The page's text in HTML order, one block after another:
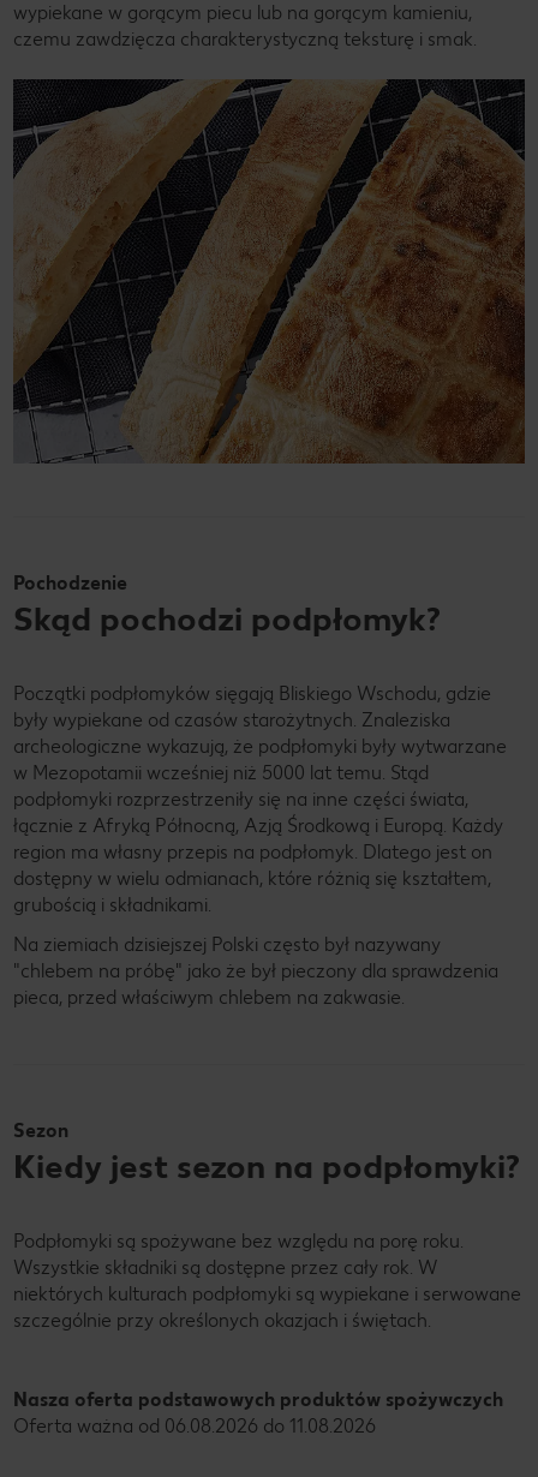
wypiekane w gorącym piecu lub na gorącym kamieniu,
czemu zawdzięcza charakterystyczną teksturę i smak.
Pochodzenie
Skąd pochodzi podpłomyk?
Początki podpłomyków sięgają Bliskiego Wschodu, gdzie
były wypiekane od czasów starożytnych. Znaleziska
archeologiczne wykazują, że podpłomyki były wytwarzane
w Mezopotamii wcześniej niż 5000 lat temu. Stąd
podpłomyki rozprzestrzeniły się na inne części świata,
łącznie z Afryką Północną, Azją Środkową i Europą. Każdy
region ma własny przepis na podpłomyk. Dlatego jest on
dostępny w wielu odmianach, które różnią się kształtem,
grubością i składnikami.
Na ziemiach dzisiejszej Polski często był nazywany
"chlebem na próbę" jako że był pieczony dla sprawdzenia
pieca, przed właściwym chlebem na zakwasie.
Sezon
Kiedy jest sezon na podpłomyki?
Podpłomyki są spożywane bez względu na porę roku.
Wszystkie składniki są dostępne przez cały rok. W
niektórych kulturach podpłomyki są wypiekane i serwowane
szczególnie przy określonych okazjach i świętach.
Nasza oferta podstawowych produktów spożywczych
Oferta ważna od 06.08.2026 do 11.08.2026